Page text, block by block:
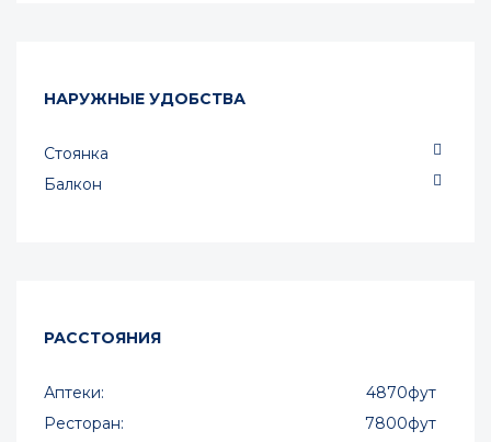
НАРУЖНЫЕ УДОБСТВА
Стоянка
Балкон
РАССТОЯНИЯ
Аптеки:
4870фут
Ресторан:
7800фут